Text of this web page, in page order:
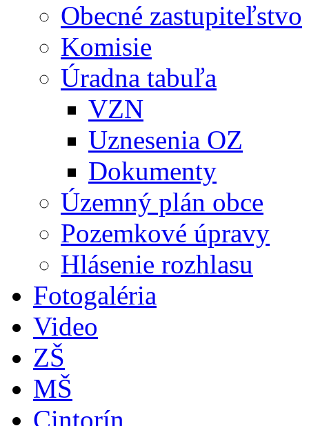
Obecné zastupiteľstvo
Komisie
Úradna tabuľa
VZN
Uznesenia OZ
Dokumenty
Územný plán obce
Pozemkové úpravy
Hlásenie rozhlasu
Fotogaléria
Video
ZŠ
MŠ
Cintorín